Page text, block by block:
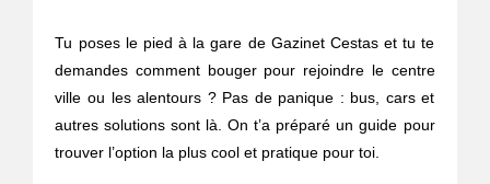
Tu poses le pied à la gare de Gazinet Cestas et tu te
demandes comment bouger pour rejoindre le centre
ville ou les alentours ? Pas de panique : bus, cars et
autres solutions sont là. On t’a préparé un guide pour
trouver l’option la plus cool et pratique pour toi.